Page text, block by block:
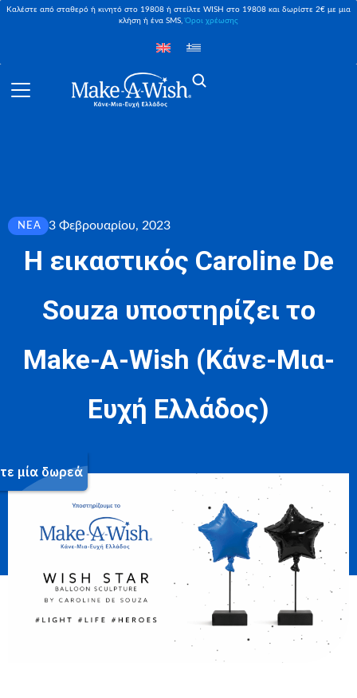
Καλέστε από σταθερό ή κινητό στο 19808 ή στείλτε WISH στο 19808 και δωρίστε 2€ με μια
κλήση ή ένα SMS,Όροι χρέωσης
ΝΈΑ 3 Φεβρουαρίου, 2023
Η εικαστικός Caroline De
Souza υποστηρίζει το
Make-A-Wish (Κάνε-Μια-
Ευχή Ελλάδος)